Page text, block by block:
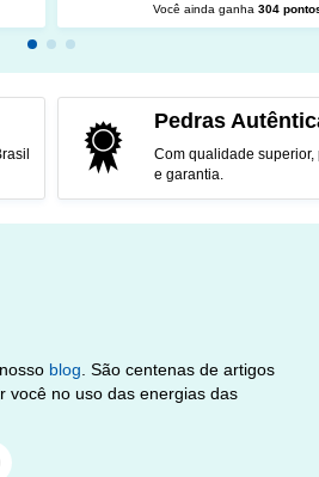
Você ainda ganha304
Pedras
Com qualidade superior,
e garantia.
blog . São centenas de artigos
você no uso das energias das
Whatsapp